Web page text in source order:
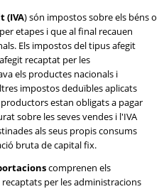
(IVA) són impostos sobre els béns o
etapes i que al final recauen
Els impostos del tipus afegit
recaptat per les
els productes nacionals i
impostos deduïbles aplicats
estan obligats a pagar
sobre les seves vendes i l'IVA
als seus propis consums
bruta de capital fix.
comprenen els
per les administracions